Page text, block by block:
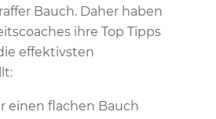
Bauch. Daher haben
ihre Top Tipps
effektivsten
einen flachen Bauch